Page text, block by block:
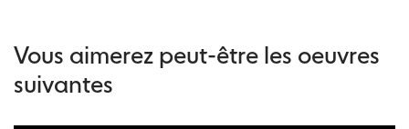
Vous aimerez peut-être les oeuvres
suivantes